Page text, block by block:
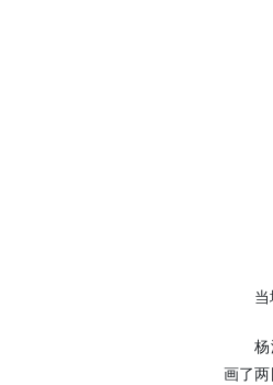
当地
杨洁
画了